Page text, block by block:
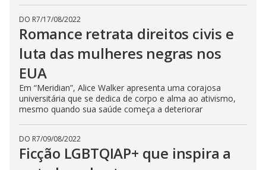
DO R7/17/08/2022
Romance retrata direitos civis e
luta das mulheres negras nos
EUA
Em “Meridian”, Alice Walker apresenta uma corajosa
universitária que se dedica de corpo e alma ao ativismo,
mesmo quando sua saúde começa a deteriorar
DO R7/09/08/2022
Ficção LGBTQIAP+ que inspira a